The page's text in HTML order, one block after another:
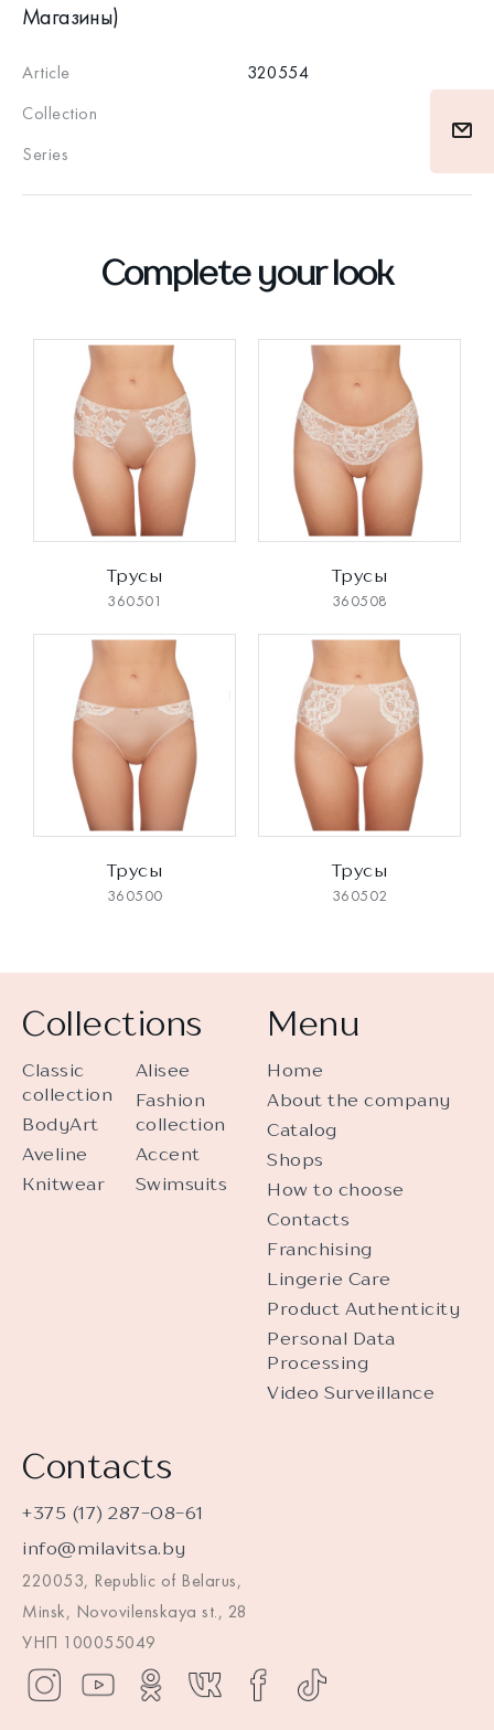
Магазины)
Article
320554
Collection
Series
Complete your look
Трусы
360501
Трусы
360508
Трусы
360500
Трусы
360502
Collections
Classic
collection
BodyArt
Aveline
Knitwear
Alisee
Fashion
collection
Accent
Swimsuits
Menu
Home
About the company
Catalog
Shops
How to choose
Contacts
Franchising
Lingerie Care
Product Authenticity
Personal Data
Processing
Video Surveillance
Contacts
+375 (17) 287-08-61
info@milavitsa.by
220053, Republic of Belarus,
Minsk, Novovilenskaya st., 28
УНП 100055049